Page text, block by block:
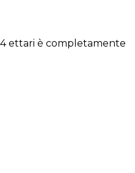
ettari è completamente